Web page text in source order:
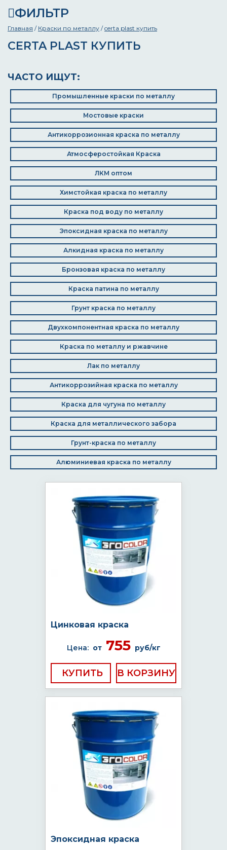
ФИЛЬТР
Главная / Краски по металлу /certa plast купить
CERTA PLAST КУПИТЬ
ЧАСТО ИЩУТ:
Промышленные краски по металлу
Мостовые краски
Антикоррозионная краска по металлу
Атмосферостойкая Краска
ЛКМ оптом
Химстойкая краска по металлу
Краска под воду по металлу
Эпоксидная краска по металлу
Алкидная краска по металлу
Бронзовая краска по металлу
Краска патина по металлу
Грунт краска по металлу
Двухкомпонентная краска по металлу
Краска по металлу и ржавчине
Лак по металлу
Антикоррозийная краска по металлу
Краска для чугуна по металлу
Краска для металлического забора
Грунт-краска по металлу
Алюминиевая краска по металлу
Цинковая краска
Цена: от755 руб/кг
КУПИТЬ
Эпоксидная краска